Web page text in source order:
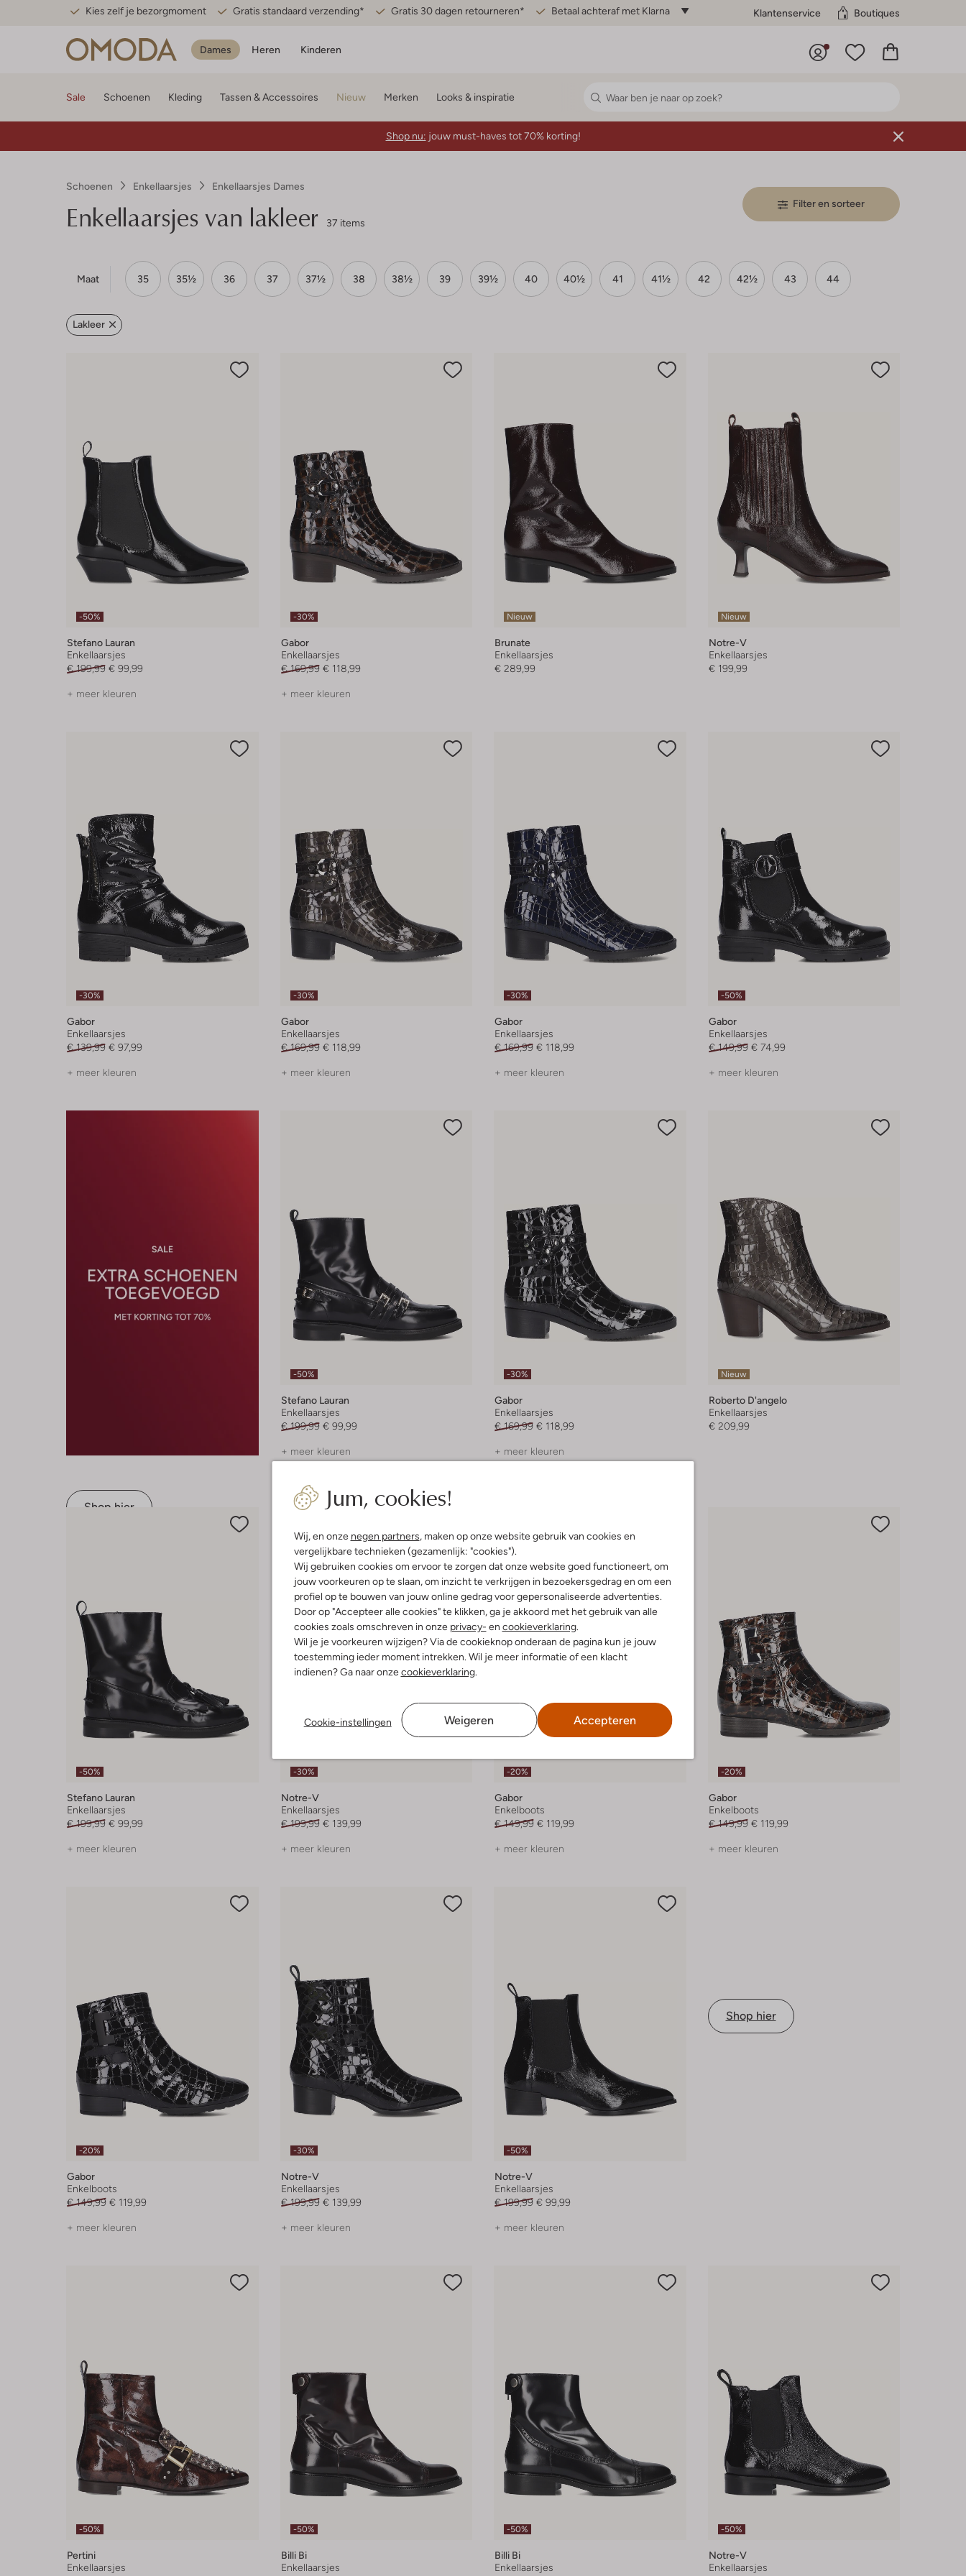
Kies zelf je bezorgmoment Gratis standaard verzending* Gratis 30 dagen retourneren* Betaal achteraf met Klarna Klantenservice Boutiques
Dames Heren Kinderen
Jum, cookies!
Wij, en onze negen partners, maken op onze website gebruik van cookies en
vergelijkbare technieken (gezamenlijk: "cookies").
Wij gebruiken cookies om ervoor te zorgen dat onze website goed functioneert, om
jouw voorkeuren op te slaan, om inzicht te verkrijgen in bezoekersgedrag en om een
profiel op te bouwen van jouw online gedrag voor gepersonaliseerde advertenties.
Door op "Accepteer alle cookies" te klikken, ga je akkoord met het gebruik van alle
cookies zoals omschreven in onze privacy- en cookieverklaring.
Wil je je voorkeuren wijzigen? Via de cookieknop onderaan de pagina kun je jouw
toestemming ieder moment intrekken. Wil je meer informatie of een klacht
indienen? Ga naar onzecookieverklaring.
Cookie-instellingen Weigeren Accepteren
Sale Schoenen Kleding Tassen & Accessoires Nieuw Merken Looks & inspiratie
Shop nu: jouw must-haves tot 70% korting!
Schoenen Enkellaarsjes Enkellaarsjes Dames
Enkellaarsjes van lakleer 37 items
Filter en sorteer
Maat 35 35½ 36 37 37½ 38 38½ 39 39½ 40 40½ 41 41½ 42 42½ 43 44
Lakleer
-50%
Stefano Lauran
Enkellaarsjes
€ 199,99 € 99,99
+ meer kleuren
-30%
Gabor
Enkellaarsjes
€ 169,99 € 118,99
+ meer kleuren
Nieuw
Brunate
Enkellaarsjes
€ 289,99
Nieuw
Notre-V
Enkellaarsjes
€ 199,99
-30%
Gabor
Enkellaarsjes
€ 139,99 € 97,99
+ meer kleuren
-30%
Gabor
Enkellaarsjes
€ 169,99 € 118,99
+ meer kleuren
-30%
Gabor
Enkellaarsjes
€ 169,99 € 118,99
+ meer kleuren
-50%
Gabor
Enkellaarsjes
€ 149,99 € 74,99
+ meer kleuren
Shop hier
-50%
Stefano Lauran
Enkellaarsjes
€ 199,99 € 99,99
+ meer kleuren
-30%
Gabor
Enkellaarsjes
€ 169,99 € 118,99
+ meer kleuren
Nieuw
Roberto D'angelo
Enkellaarsjes
€ 209,99
-50%
Stefano Lauran
Enkellaarsjes
€ 199,99 € 99,99
+ meer kleuren
-30%
Notre-V
Enkellaarsjes
€ 199,99 € 139,99
+ meer kleuren
-20%
Gabor
Enkelboots
€ 149,99 € 119,99
+ meer kleuren
-20%
Gabor
Enkelboots
€ 149,99 € 119,99
+ meer kleuren
-20%
Gabor
Enkelboots
€ 149,99 € 119,99
+ meer kleuren
-30%
Notre-V
Enkellaarsjes
€ 199,99 € 139,99
+ meer kleuren
-50%
Notre-V
Enkellaarsjes
€ 199,99 € 99,99
+ meer kleuren
Shop hier
-50%
Pertini
Enkellaarsjes
-50%
Billi Bi
Enkellaarsjes
-50%
Billi Bi
Enkellaarsjes
-50%
Notre-V
Enkellaarsjes